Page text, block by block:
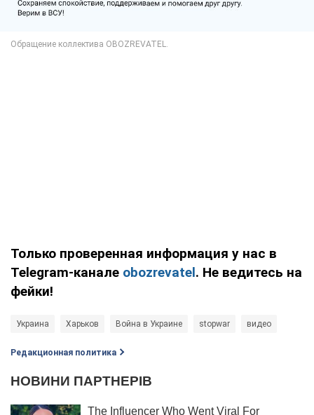
Только проверенная информация у нас в
Telegram-канале obozrevatel. Не ведитесь на
фейки!
Украина Харьков Война в Украине stopwar видео
Редакционная политика